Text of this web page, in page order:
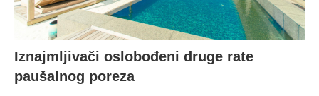
Iznajmljivači oslobođeni druge rate
paušalnog poreza